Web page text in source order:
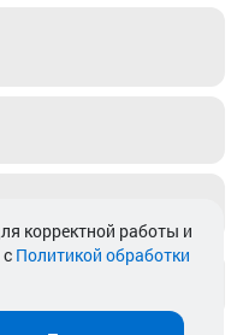
корректной работы и
Политикой обработки